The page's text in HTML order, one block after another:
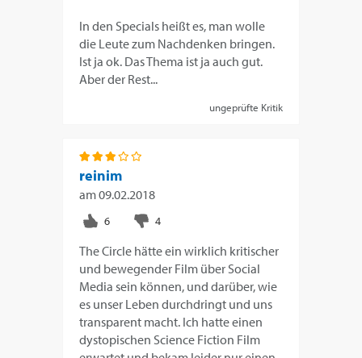
In den Specials heißt es, man wolle
die Leute zum Nachdenken bringen.
Ist ja ok. Das Thema ist ja auch gut.
Aber der Rest...
ungeprüfte Kritik
reinim
am09.02.2018
The Circle hätte ein wirklich kritischer
und bewegender Film über Social
Media sein können, und darüber, wie
es unser Leben durchdringt und uns
transparent macht. Ich hatte einen
dystopischen Science Fiction Film